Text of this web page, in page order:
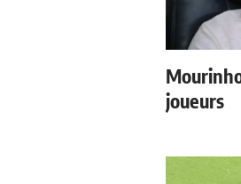
joueurs